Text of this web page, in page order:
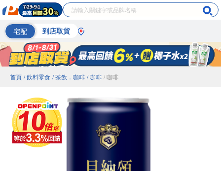
宅配 到店取貨
首頁 / 飲料零食 / 茶飲．咖啡 / 咖啡 / 咖啡